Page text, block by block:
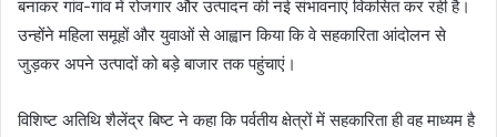
बनाकर गांव-गांव में रोजगार और उत्पादन की नई संभावनाएं विकसित कर रही है।
उन्होंने महिला समूहों और युवाओं से आह्वान किया कि वे सहकारिता आंदोलन से
जुड़कर अपने उत्पादों को बड़े बाजार तक पहुंचाएं।
विशिष्ट अतिथि शैलेंद्र बिष्ट ने कहा कि पर्वतीय क्षेत्रों में सहकारिता ही वह माध्यम है